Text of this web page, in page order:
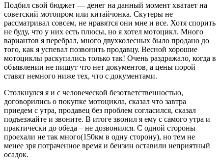
Подбил свой бюджет — денег на данный момент хватает на
советский мотопром или китайчонка. Скутеры не
рассматривал совсем, не нравятся они мне и все. Хотя спорить
не буду, что у них есть плюсы, но я хотел мотоцикл. Много
вариантов я перебрал, много двухколесных было продано до
того, как я успевал позвонить продавцу. Весной хорошие
мотоциклы раскупались только так! Очень раздражало, когда в
объявлении не пишут что нет документов, а цены порой
ставят немного ниже тех, что с документами.
Столкнулся я и с человеческой безответственностью,
договорились о покупке мотоцикла, сказал что завтра
приедем с утра, продавец без проблем согласился, сказал
подъезжайте и звоните. В итоге звонил я ему с самого утра и
практически до обеда – не дозвонился. С одной стороны
проехали не так много(150км в одну сторону), но тем не
менее зря потраченное время и бензин оставили неприятный
осадок.